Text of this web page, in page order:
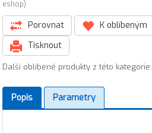
eshop)
Porovnat K oblíbeným
Tisknout
Další oblíbené produkty z této kategorie:
Popis Parametry